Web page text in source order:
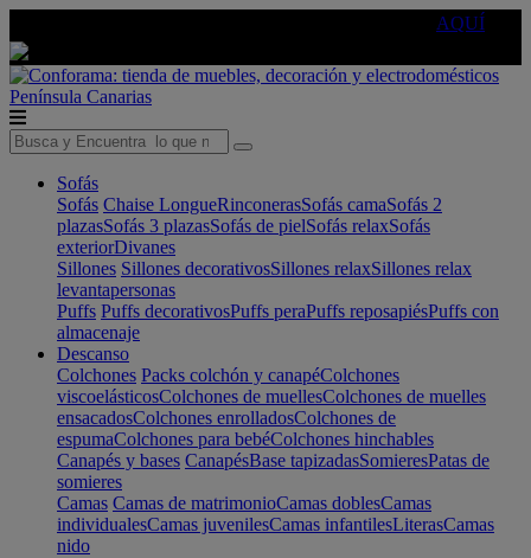
AQUÍ
Península Canarias
Sofás
Sofás Chaise LongueRinconerasSofás camaSofás 2
plazasSofás 3 plazasSofás de pielSofás relaxSofás
exteriorDivanes
Sillones Sillones decorativosSillones relaxSillones relax
levantapersonas
Puffs Puffs decorativosPuffs peraPuffs reposapiésPuffs con
almacenaje
Descanso
Colchones Packs colchón y canapéColchones
viscoelásticosColchones de muellesColchones de muelles
ensacadosColchones enrolladosColchones de
espumaColchones para bebéColchones hinchables
Canapés y bases CanapésBase tapizadasSomieresPatas de
somieres
Camas Camas de matrimonioCamas doblesCamas
individualesCamas juvenilesCamas infantilesLiterasCamas
nido